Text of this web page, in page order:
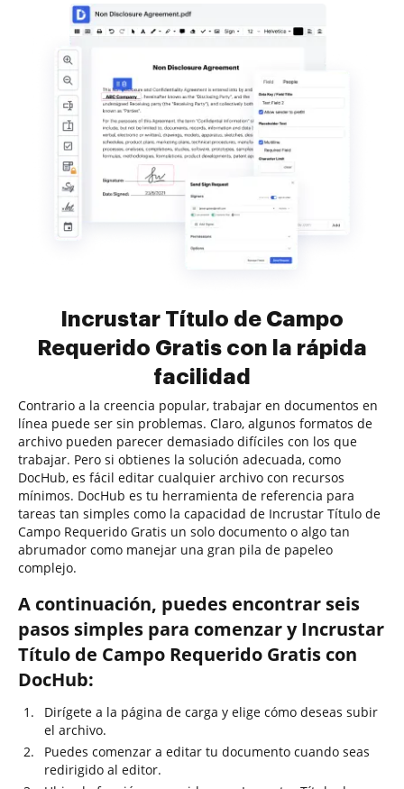
Incrustar Título de Campo
Requerido Gratis con la rápida
facilidad
Contrario a la creencia popular, trabajar en documentos en
línea puede ser sin problemas. Claro, algunos formatos de
archivo pueden parecer demasiado difíciles con los que
trabajar. Pero si obtienes la solución adecuada, como
DocHub, es fácil editar cualquier archivo con recursos
mínimos. DocHub es tu herramienta de referencia para
tareas tan simples como la capacidad de Incrustar Título de
Campo Requerido Gratis un solo documento o algo tan
abrumador como manejar una gran pila de papeleo
complejo.
A continuación, puedes encontrar seis
pasos simples para comenzar y Incrustar
Título de Campo Requerido Gratis con
DocHub:
Dirígete a la página de carga y elige cómo deseas subir
el archivo.
Puedes comenzar a editar tu documento cuando seas
redirigido al editor.